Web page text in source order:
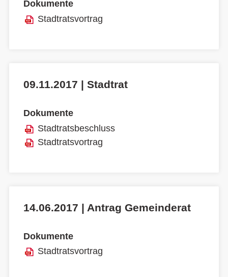
Dokumente
Stadtratsvortrag
09.11.2017 | Stadtrat
Dokumente
Stadtratsbeschluss
Stadtratsvortrag
14.06.2017 | Antrag Gemeinderat
Dokumente
Stadtratsvortrag